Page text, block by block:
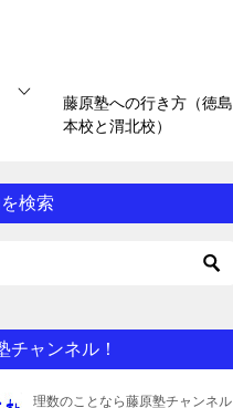
藤原塾への行き方（徳島
本校と渭北校）
検索
チャンネル！